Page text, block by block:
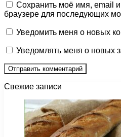
Сохранить моё имя, email
браузере для последующих
Уведомить меня о новых
Уведомлять меня о новых
Свежие записи